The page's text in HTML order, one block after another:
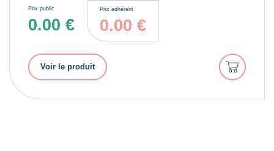
Prix public
0.00 €
Prix adhérent
0.00 €
Voir le produit
Ajouter
au
panier